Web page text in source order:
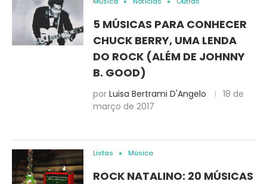
5 MÚSICAS PARA CONHECER
CHUCK BERRY, UMA LENDA
DO ROCK (ALÉM DE JOHNNY
B. GOOD)
por Luisa Bertrami D'Angelo
18 de
março de 2017
Listas Música
ROCK NATALINO: 20 MÚSICAS